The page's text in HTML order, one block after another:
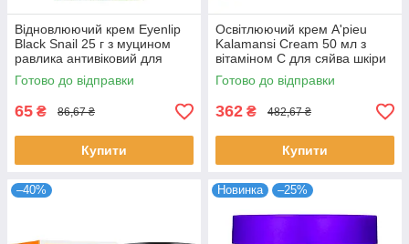
Відновлюючий крем Eyenlip
Black Snail 25 г з муцином
равлика антивіковий для
обличчя від зморшок Айнліп
Готово до відправки
65 ₴ 86,67 ₴
Купити
Освітлюючий крем A'pieu
Kalamansi Cream 50 мл з
вітаміном С для сяйва шкіри
від пігментації Апію
Готово до відправки
362 ₴ 482,67 ₴
Купити
–40% Новинка –25%